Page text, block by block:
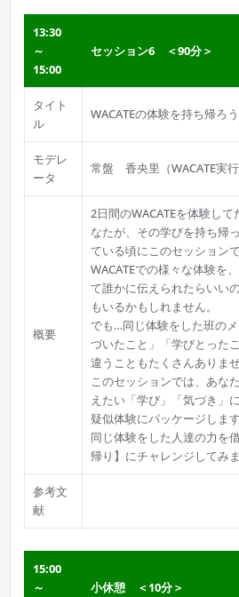
13:30
～
15:00
セッション6 ＜90分＞
タイト
ル
WACATEの体験を持ち帰ろう
モデレ
ータ
常盤 香央里（WACATE実行
概要
2日間のWACATEを体験し
なたが、その学びを持ち帰
ている頃にこのセッションで
WACATEでの様々な体験を
て誰かに伝えられたらいい
もいるかもしれません。
でも…同じ体験をした班の
づいたこと」「学びとった
違うこともたくさんありま
このセッションでは、あな
えたい「学び」「気づき」
疑似体験にパッケージします
同じ体験をした人達の力を
帰り】にチャレンジしてみ
参考文
献
15:00
～
小休憩 ＜10分＞